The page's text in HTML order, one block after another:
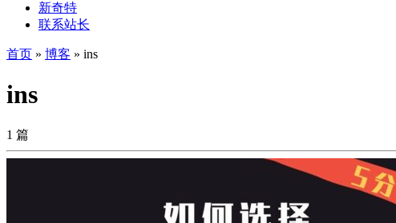
新奇特
联系站长
首页 » 博客 » ins
ins
1 篇